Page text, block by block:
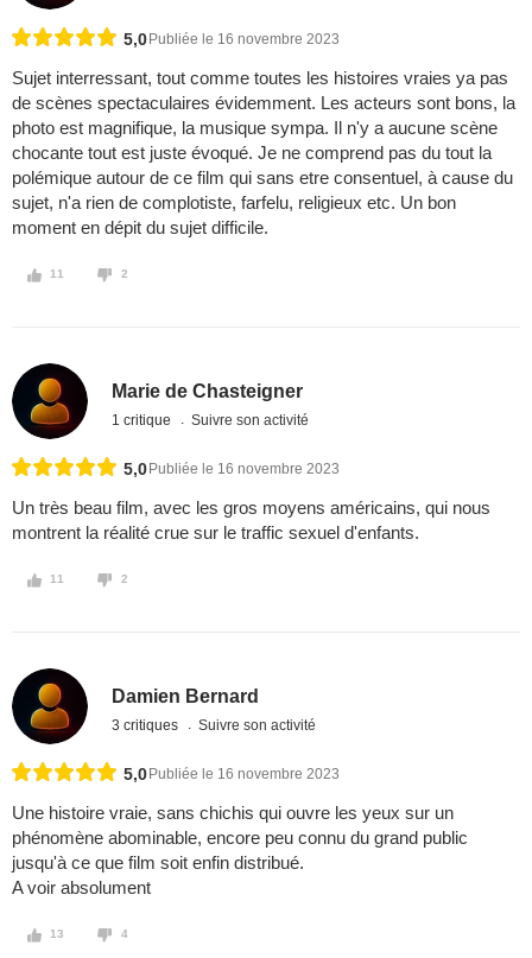
5,0 Publiée le 16 novembre 2023
Sujet interressant, tout comme toutes les histoires vraies ya pas
de scènes spectaculaires évidemment. Les acteurs sont bons, la
photo est magnifique, la musique sympa. Il n'y a aucune scène
chocante tout est juste évoqué. Je ne comprend pas du tout la
polémique autour de ce film qui sans etre consentuel, à cause du
sujet, n'a rien de complotiste, farfelu, religieux etc. Un bon
moment en dépit du sujet difficile.
11 2
Marie de Chasteigner
1 critique Suivre son activité
5,0 Publiée le 16 novembre 2023
Un très beau film, avec les gros moyens américains, qui nous
montrent la réalité crue sur le traffic sexuel d'enfants.
11 2
Damien Bernard
3 critiques Suivre son activité
5,0 Publiée le 16 novembre 2023
Une histoire vraie, sans chichis qui ouvre les yeux sur un
phénomène abominable, encore peu connu du grand public
jusqu'à ce que film soit enfin distribué.
A voir absolument
13 4